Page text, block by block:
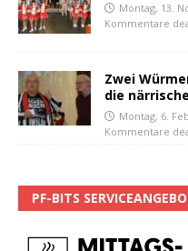
Montag, 13.
Kommentare
Zwei
die
Montag, 6.
Kommentare
PF-BITS